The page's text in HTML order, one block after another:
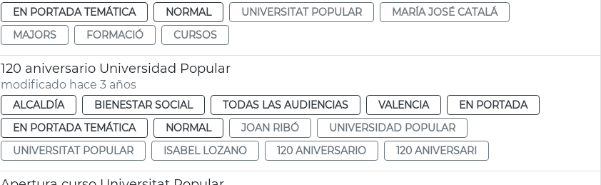
EN PORTADA TEMÁTICA
NORMAL UNIVERSITAT POPULAR
MARÍA JOSÉ CATALÁ
MAJORS
FORMACIÓ CURSOS
120 aniversario Universidad Popular
modificado hace 3 años
ALCALDÍA BIENESTAR SOCIAL TODAS LAS AUDIENCIAS VALENCIA
EN PORTADA
EN PORTADA TEMÁTICA
NORMAL JOAN RIBÓ
UNIVERSIDAD POPULAR
UNIVERSITAT POPULAR
ISABEL LOZANO 120 ANIVERSARIO 120 ANIVERSARI